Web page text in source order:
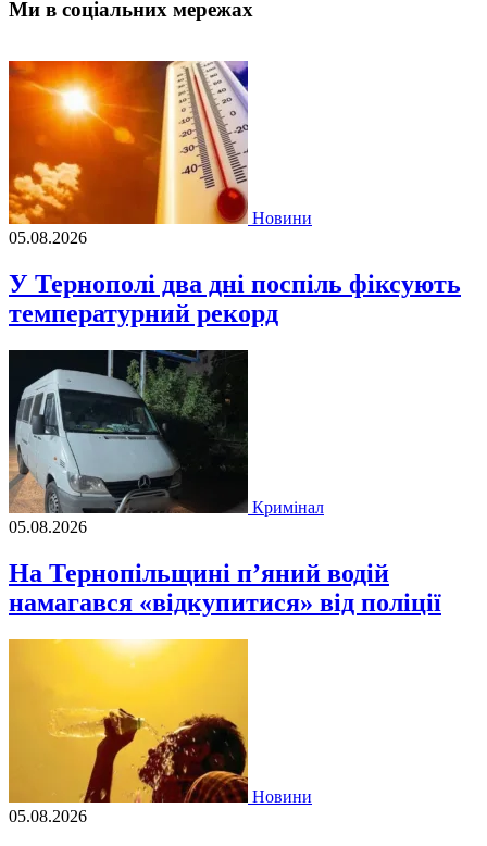
Ми в соціальних мережах
Новини
05.08.2026
У Тернополі два дні поспіль фіксують
температурний рекорд
Кримінал
05.08.2026
На Тернопільщині п’яний водій
намагався «відкупитися» від поліції
Новини
05.08.2026